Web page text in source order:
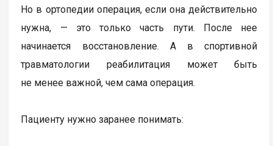
Но в ортопедии операция, если она действительно
нужна, — это только часть пути. После нее
начинается восстановление. А в спортивной
травматологии реабилитация может быть
не менее важной, чем сама операция.
Пациенту нужно заранее понимать: